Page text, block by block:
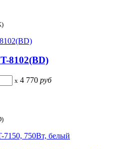
8102(BD)
x 4 770 руб